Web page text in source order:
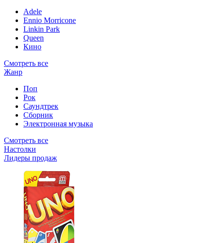
Adele
Ennio Morricone
Linkin Park
Queen
Кино
Смотреть все
Жанр
Поп
Рок
Саундтрек
Сборник
Электронная музыка
Смотреть все
Настолки
Лидеры продаж